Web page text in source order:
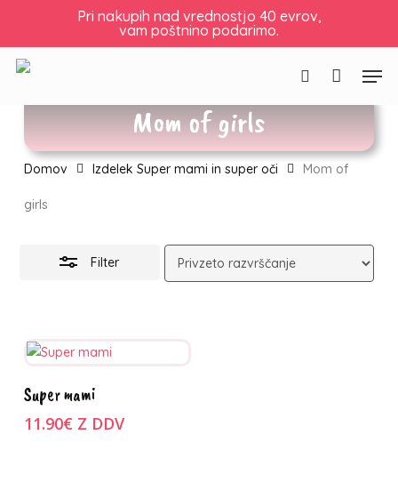
content
Pri nakupih nad vrednostjo 40 evrov,
vam poštnino podarimo.
Košarica Zapri
košarico
Mom of girls
Domov Izdelek Super mami in super oči Mom of
girls
Filter
Izberite
možnosti
izdelek
ima
Super mami
11.90€ Z DDV